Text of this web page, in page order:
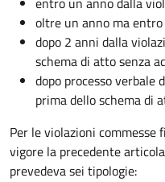
oltre un anno ma
dopo 2 anni dalla
schema di atto senza
dopo processo verbale
prima dello schema di
Per le violazioni
vigore la precedente
prevedeva sei tipologie: